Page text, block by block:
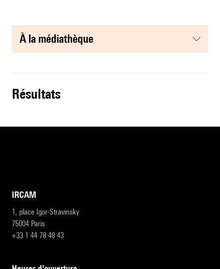
à la médiathèque
résultats
IRCAM
1, place Igor-Stravinsky
75004 Paris
+33 1 44 78 48 43